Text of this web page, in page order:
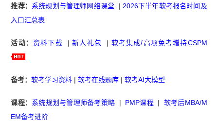
推荐： 系统规划与管理师网络课堂 | 2026下半年软考报名时间及
入口汇总表
活动： 资料下载 |新人礼包 | 软考集成/高项免考增持CSPM
备考：软考学习资料 |软考在线题库 |软考AI大模型
课程： 系统规划与管理师备考策略 | PMP课程| 软考后MBA/M
EM备考进阶